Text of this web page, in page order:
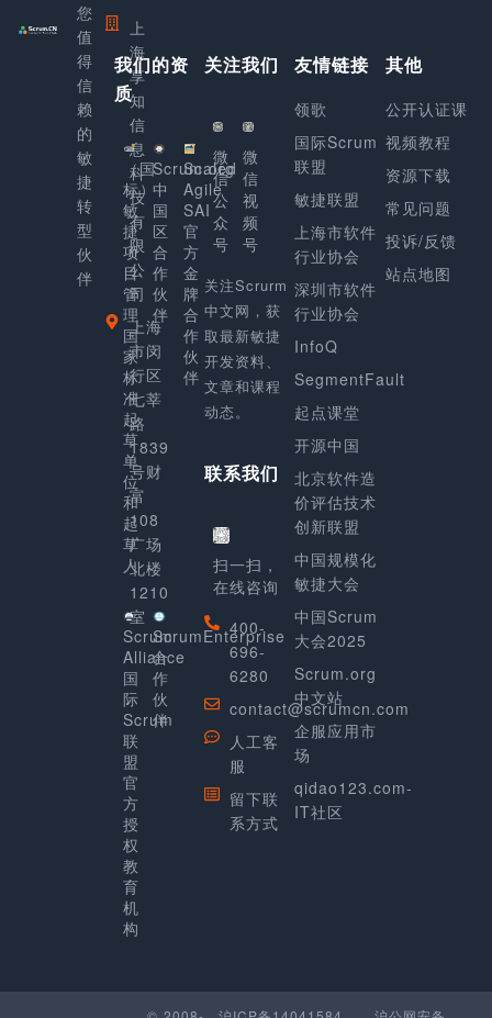
您
值
得
信
赖
的
敏
捷
转
型
伙
伴
上
海
享
知
信
息
科
技
有
限
公
司
上海
市闵
行区
七莘
路
1839
号财
富
108
广场
北楼
1210
室
我们的资
质
（国
标）
敏
捷
项
目
管
理
国
家
标
准
起
草
单
位
和
起
草
人
Scrum.org
中
国
区
合
作
伙
伴
Scaled
Agile
SAI
官
方
金
牌
合
作
伙
伴
Scrum
Alliance
国
际
Scrum
联
盟
官
方
授
权
教
育
机
构
ScrumEnterprise
合
作
伙
伴
关注我们
微
信
公
众
号
微
信
视
频
号
关注Scrurm
中文网，获
取最新敏捷
开发资料、
文章和课程
动态。
联系我们
扫一扫，
在线咨询
400-
696-
6280
contact@scrumcn.com
人工客
服
留下联
系方式
友情链接
领歌
国际Scrum
联盟
敏捷联盟
上海市软件
行业协会
深圳市软件
行业协会
InfoQ
SegmentFault
起点课堂
开源中国
北京软件造
价评估技术
创新联盟
中国规模化
敏捷大会
中国Scrum
大会2025
Scrum.org
中文站
企服应用市
场
qidao123.com-
IT社区
其他
公开认证课
视频教程
资源下载
常见问题
投诉/反馈
站点地图